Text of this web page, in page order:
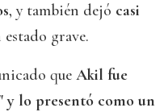
, y también dejó casi
estado grave.
que Akil fue
y lo presentó como un